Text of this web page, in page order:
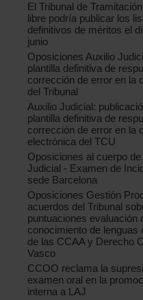
El Tribunal de
libre podría publicar los
definitivos de méritos el
junio
Oposiciones Auxilio
plantilla definitiva de
corrección de error en la
del Tribunal
Auxilio Judicial:
plantilla definitiva de
corrección de error en la
electrónica del TCU
Oposiciones al cuerpo de
Judicial - Examen de
sede Barcelona
Oposiciones Gestión
acuerdos del Tribunal
puntuaciones evaluación
conocimiento de lenguas
de las CCAA y Derecho
Vasco
CCOO reclama la
examen oral en la
interna a LAJ